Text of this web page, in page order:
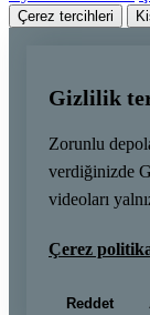
Çerez tercihleri
Gizlilik
Zorunlu
verdiğinizde
videoları
Çerez
Reddet